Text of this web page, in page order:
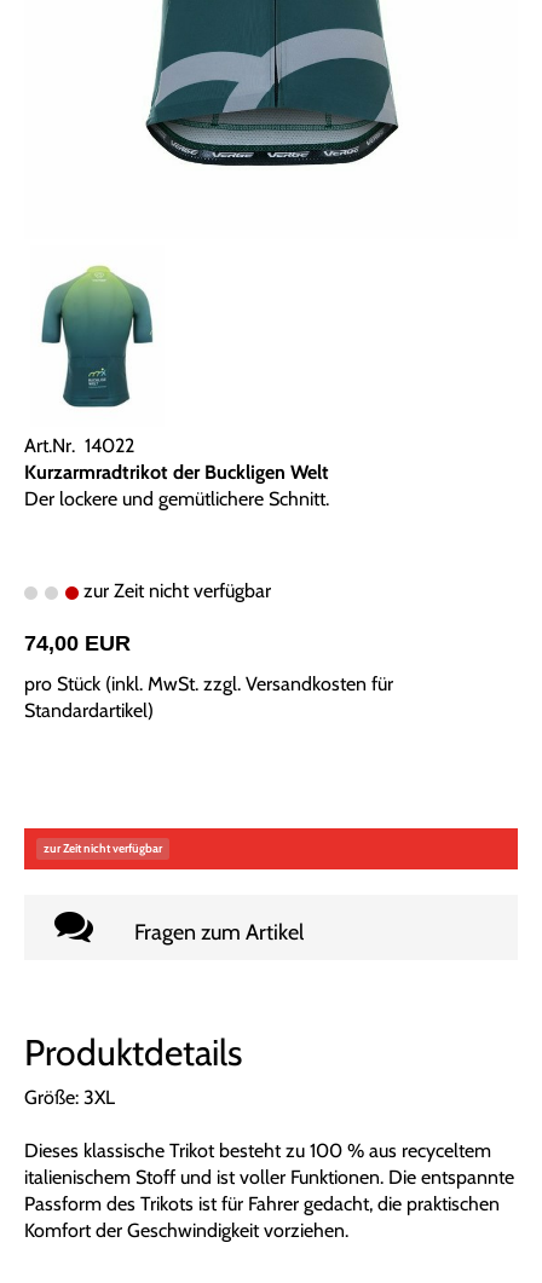
Art.Nr. 14022
Kurzarmradtrikot der Buckligen Welt
Der lockere und gemütlichere Schnitt.
zur Zeit nicht verfügbar
74,00 EUR
pro Stück (inkl. MwSt. zzgl. Versandkosten für
Standardartikel)
zur Zeit nicht verfügbar
Fragen zum Artikel
Produktdetails
Größe: 3XL
Dieses klassische Trikot besteht zu 100 % aus recyceltem
italienischem Stoff und ist voller Funktionen. Die entspannte
Passform des Trikots ist für Fahrer gedacht, die praktischen
Komfort der Geschwindigkeit vorziehen.